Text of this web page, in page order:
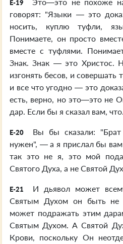
E-19
говорят: "Языки — это
носить, куплю туфли,
Понимаете, он просто
вместе с туфлями.
Знак. Знак — это Христос.
изгонять бесов, и совершать
и все что угодно — это
есть, верно, но это—это не
дар. Если бы я сказал вам,
E-20
Вы бы сказали:
нужен", — а я прислал бы
так это не я, это мой
Святого Духа, а не Святой
E-21
И дьявол может
Святым Духом он быть не
может подражать этим
Святым Духом. А Святой
Крови, поскольку Он